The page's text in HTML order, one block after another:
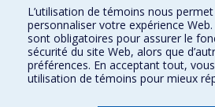
Plan du site
Signaler une erreur
Accessibilité
FACULTÉ DES ARTS ET DES SCIENCES
L’utilisation de témoins nous
personnaliser votre expérience
sont obligatoires pour assurer le
sécurité du site Web, alors que
préférences. En acceptant tout,
utilisation de témoins pour mieux